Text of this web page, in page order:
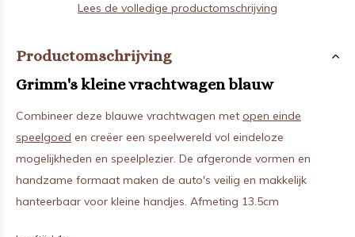
Lees de volledige productomschrijving
Productomschrijving
Grimm's kleine vrachtwagen blauw
Combineer deze blauwe vrachtwagen met open einde
speelgoed en creëer een speelwereld vol eindeloze
mogelijkheden en speelplezier. De afgeronde vormen en
handzame formaat maken de auto's veilig en makkelijk
hanteerbaar voor kleine handjes. Afmeting 13.5cm